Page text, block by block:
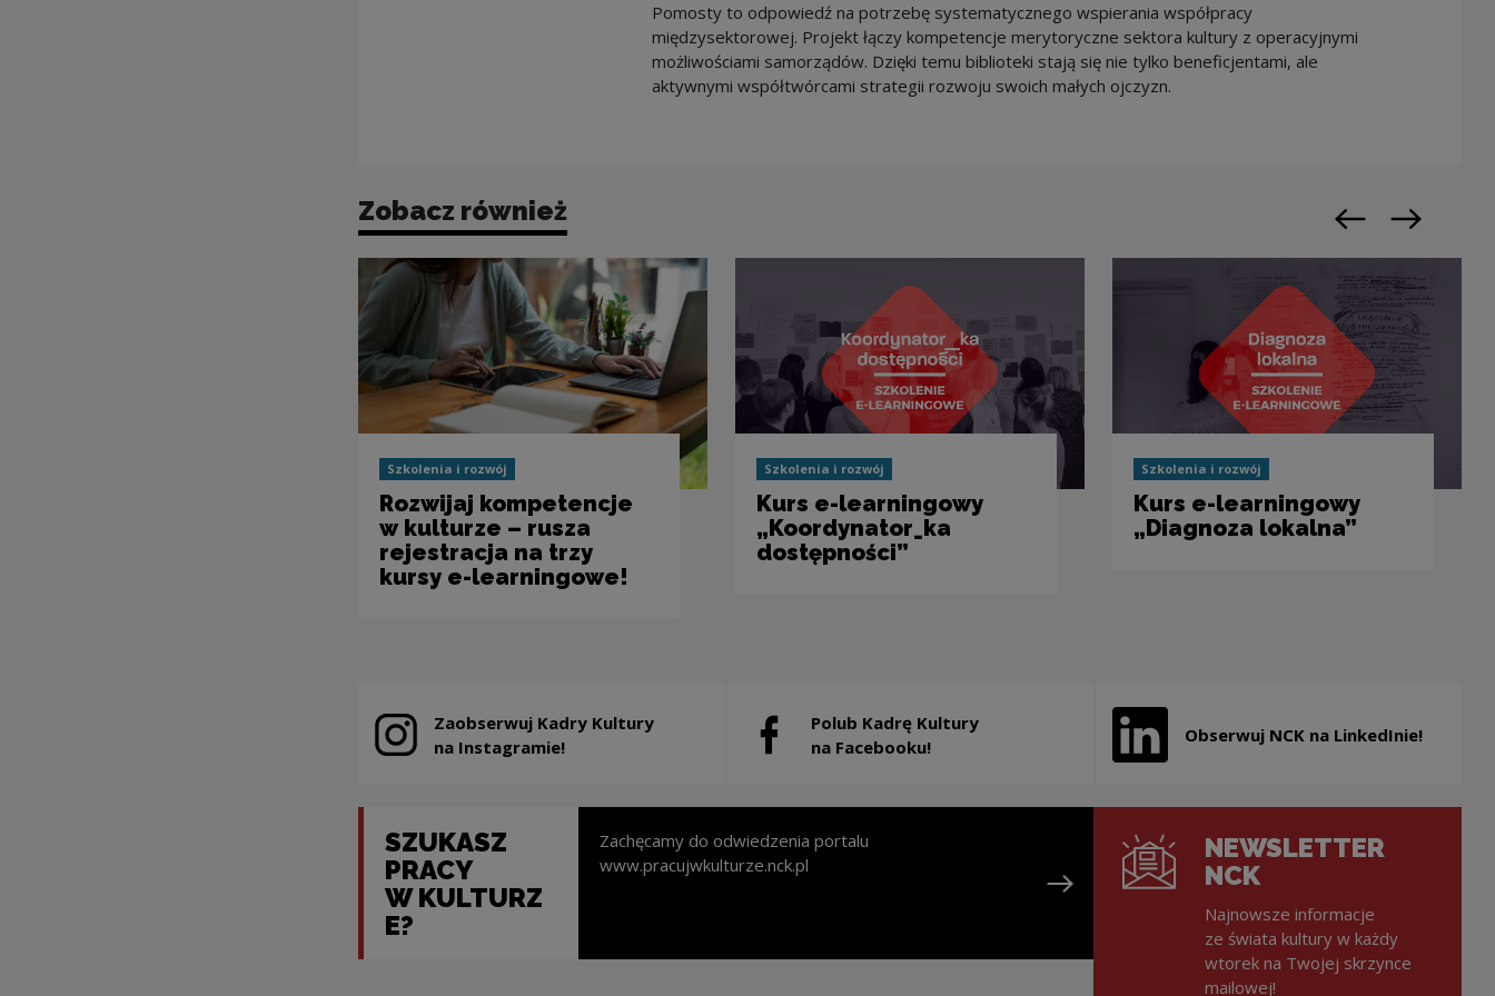
Pomosty to odpowiedź na potrzebę systematycznego wspierania współpracy
międzysektorowej. Projekt łączy kompetencje merytoryczne sektora kultury z operacyjnymi
możliwościami samorządów. Dzięki temu biblioteki stają się nie tylko beneficjentami, ale
aktywnymi współtwórcami strategii rozwoju swoich małych ojczyzn.
Zobacz również
Szkolenia i rozwój
Rozwijaj kompetencje
w kulturze – rusza
rejestracja na trzy
kursy e-learningowe!
Szkolenia i rozwój
Kurs e-learningowy
„Koordynator_ka
dostępności”
Szkolenia i rozwój
Kurs e-learningowy
„Diagnoza lokalna”
Poprzedni slajd
Następny
Zaobserwuj Kadry Kultury
na Instagramie!
Uwaga, link zostanie otwarty w nowym oknie
Polub Kadrę Kultury
na Facebooku!
Uwaga, link zostanie otwarty w nowym oknie Obserwuj NCK na LinkedInie!
Uwaga, link zostanie otwarty w nowym oknie
SZUKASZ
PRACY
W KULTURZ
E?
Zachęcamy do odwiedzenia portalu
www.pracujwkulturze.nck.pl
NEWSLETTER
NCK
Najnowsze informacje
ze świata kultury w każdy
wtorek na Twojej skrzynce
mailowej!